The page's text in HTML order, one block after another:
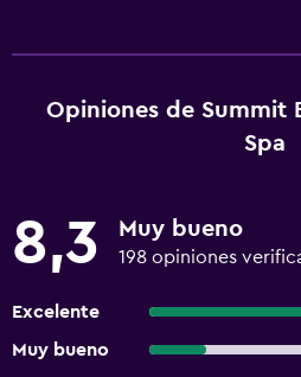
Opiniones de Summit
Spa
8,3 Muy bueno
198 opiniones
Excelente
Muy bueno